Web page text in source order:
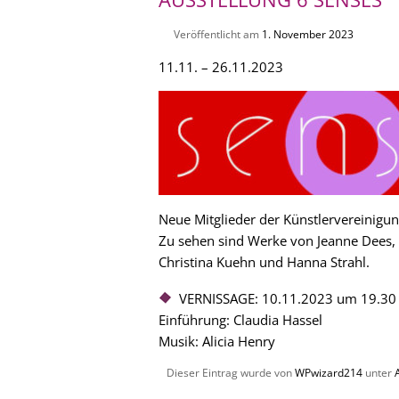
Veröffentlicht am 1. November 2023
11.11. – 26.11.2023
Neue Mitglieder der
Zu sehen sind Werke von Jeanne
Christina Kuehn und Hanna Strahl.
VERNISSAGE: 10.11.2023 um
Einführung: Claudia Hassel
Musik: Alicia Henry
Dieser Eintrag wurde vonWPwizard214unter